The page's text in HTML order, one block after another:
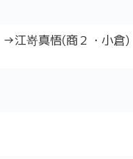
→江嵜真悟(商２・小倉)